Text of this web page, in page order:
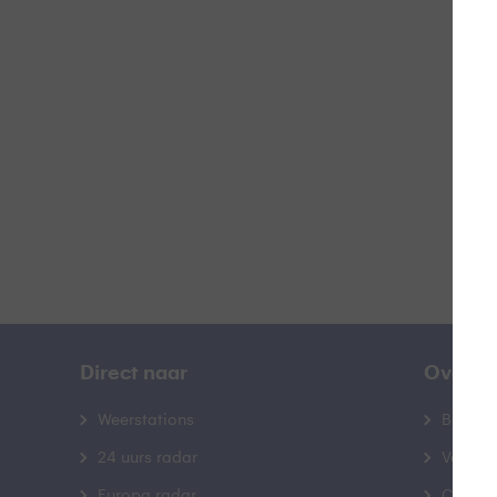
Direct naar
Weerstations
24 uurs radar
Over